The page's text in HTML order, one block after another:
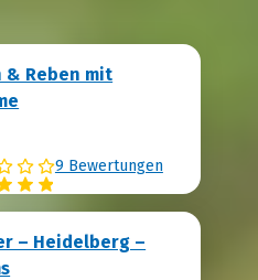
& Reben mit
9 Bewertungen
– Heidelberg –